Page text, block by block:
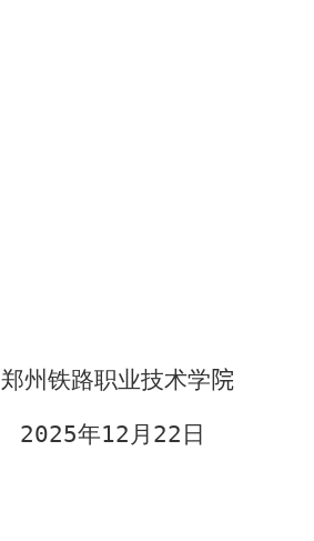
郑州铁路职业技术学院
2025年12 月 22 日